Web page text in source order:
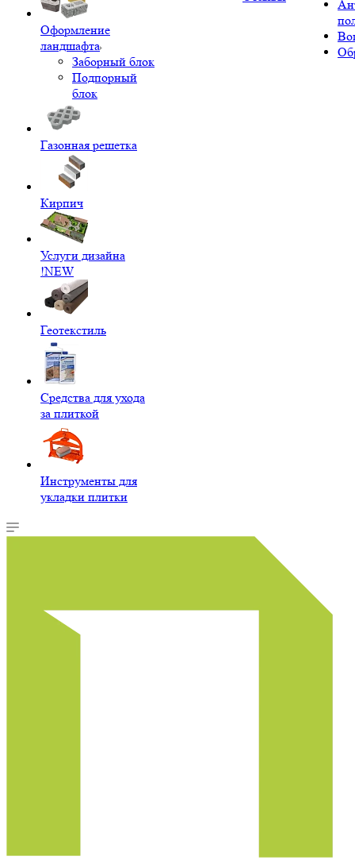
Оформление
ландшафта
Заборный блок
Подпорный
блок
Газонная решетка
Кирпич
Услуги дизайна
!NEW
Геотекстиль
Средства для ухода
за плиткой
Инструменты для
укладки плитки